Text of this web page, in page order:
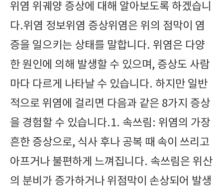
위염 위궤양 증상에 대해 알아보도록 하겠습니
다.위염 정보위염 증상위염은 위의 점막이 염
증을 일으키는 상태를 말합니다. 위염은 다양
한 원인에 의해 발생할 수 있으며, 증상도 사람
마다 다르게 나타날 수 있습니다. 하지만 일반
적으로 위염에 걸리면 다음과 같은 8가지 증상
을 경험할 수 있습니다.1. 속쓰림: 위염의 가장
흔한 증상으로, 식사 후나 공복 때 속이 쓰리고
아프거나 불편하게 느껴집니다. 속쓰림은 위산
의 분비가 증가하거나 위점막이 손상되어 발생